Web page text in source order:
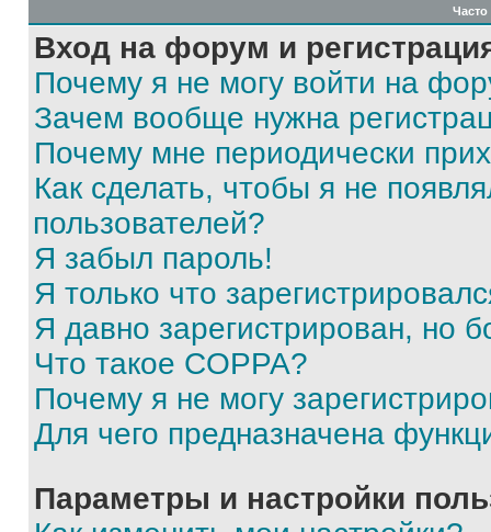
Вход на форум и
Почему я не могу войти на
Зачем вообще нужна
Почему мне периодически
Как сделать, чтобы я не
пользователей?
Я забыл пароль!
Я только что
Я давно зарегистрирован, но
Что такое COPPA?
Почему я не могу
Для чего предназначена
Параметры и настройки